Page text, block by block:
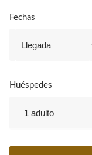
Fechas
Navigate
Huéspedes
1 adulto